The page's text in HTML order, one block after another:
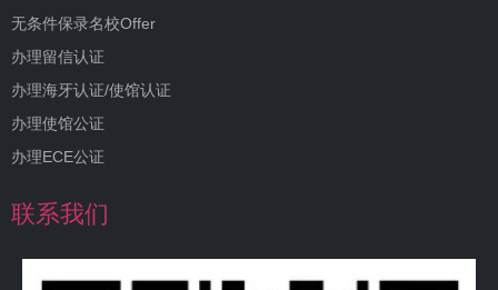
无条件保录名校Offer
办理留信认证
办理海牙认证/使馆认证
办理使馆公证
办理ECE公证
联系我们